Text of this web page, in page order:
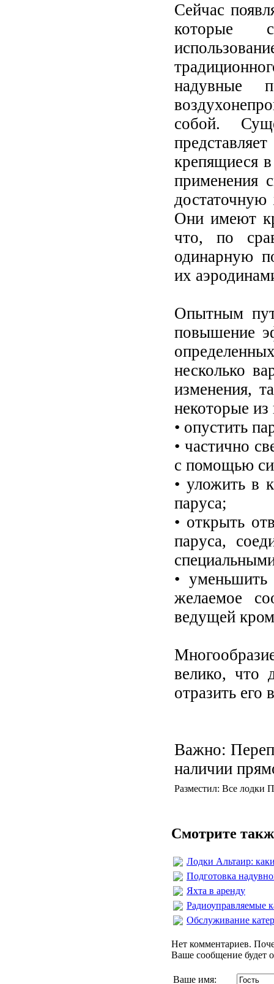
Сейчас
которые
надувные
собой.
крепящиеся
применения
Они имеют
что, по
одинарную
их
Опытным
повышение
несколько
изменения,
некоторые из
• опустить
• частично
с помощью
• уложить в
паруса;
• открыть
паруса,
•
желаемое
ведущей
велико, что
отразить его
Важно:
наличии
Разместил: Все лодки
Смотрите
Лодки Альтаир:
Подготовка
Яхта в аренду
Радиоуправляемые
Обслуживание
Нет комментариев.
Ваше сообщение будет
Ваше имя: